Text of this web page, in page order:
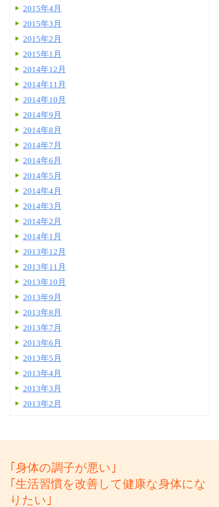
2015年4月
2015年3月
2015年2月
2015年1月
2014年12月
2014年11月
2014年10月
2014年9月
2014年8月
2014年7月
2014年6月
2014年5月
2014年4月
2014年3月
2014年2月
2014年1月
2013年12月
2013年11月
2013年10月
2013年9月
2013年8月
2013年7月
2013年6月
2013年5月
2013年4月
2013年3月
2013年2月
｢身体の調子が悪い｣
｢生活習慣を改善して健康な身体にな
りたい｣